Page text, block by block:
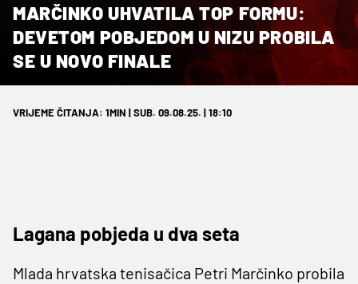
MARČINKO UHVATILA TOP FORMU:
DEVETOM POBJEDOM U NIZU PROBILA
SE U NOVO FINALE
VRIJEME ČITANJA: 1MIN | SUB. 09.08.25. | 18:10
Lagana pobjeda u dva seta
Mlada hrvatska tenisačica Petri Marčinko probila